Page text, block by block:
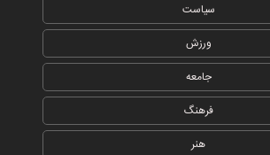
سیاست
ورزش
جامعه
فرهنگ
هنر